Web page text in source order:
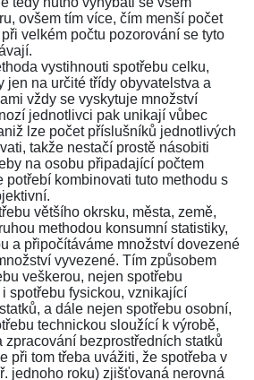
ovšem tím více, čím menší počet
velkém počtu pozorování se tyto
vystihnouti spotřebu celku,
jen na určité třídy obyvatelstva a
vždy se vyskytuje množství
jednotlivci pak unikají vůbec
lze počet příslušníků jednotlivých
takže nestačí prostě násobiti
na osobu připadající počtem
potřebí kombinovati tuto methodu s
většího okrsku, města, země,
methodou konsumní statistiky,
a připočítáváme množství dovezené
vyvezené. Tím způsobem
veškerou, nejen spotřebu
spotřebu fysickou, vznikající
a dále nejen spotřebu osobní,
technickou sloužící k výrobě,
zpracování bezprostředních statků
při tom třeba uvážiti, že spotřeba v
jednoho roku) zjišťovaná nerovná